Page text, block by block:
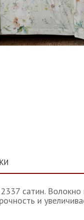
сатин.
и